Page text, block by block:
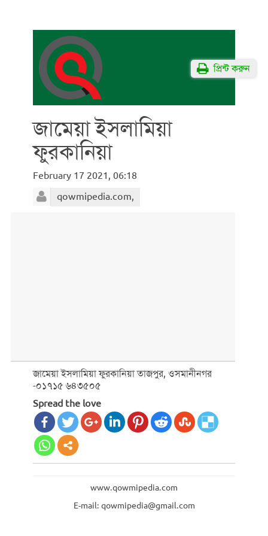
জামেয়া ইসলামিয়া
ফুরকানিয়া
February 17 2021, 06:18
qowmipedia.com,
জামেয়া ইসলামিয়া ফুরকানিয়া তাজপুর, ওসমানীনগর
-০১৭১৫ ৬৪৩৫০৫
Spread the love
www.qowmipedia.com
E-mail: qowmipedia@gmail.com
প্রিন্ট করুন